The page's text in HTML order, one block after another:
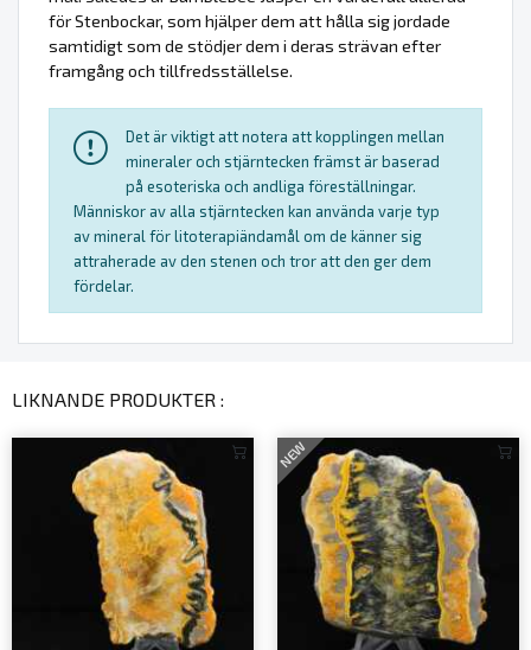
för Stenbockar, som hjälper dem att hålla sig jordade
samtidigt som de stödjer dem i deras strävan efter
framgång och tillfredsställelse.
Det är viktigt att notera att kopplingen mellan
mineraler och stjärntecken främst är baserad
på esoteriska och andliga föreställningar.
Människor av alla stjärntecken kan använda varje typ
av mineral för litoterapiändamål om de känner sig
attraherade av den stenen och tror att den ger dem
fördelar.
LIKNANDE PRODUKTER :
NEW